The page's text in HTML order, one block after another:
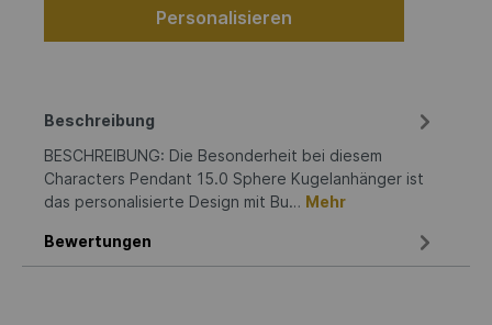
Personalisieren
Beschreibung
BESCHREIBUNG: Die Besonderheit bei diesem
Characters Pendant 15.0 Sphere Kugelanhänger ist
das personalisierte Design mit Bu… Mehr
Bewertungen